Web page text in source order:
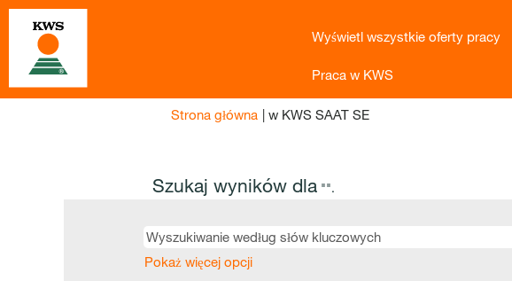
Wyświetl wszystkie oferty pracy
Praca w KWS
Strona główna | w KWS SAAT SE(bieżąca
Szukaj wyników dla "".
Pokaż więcej opcji